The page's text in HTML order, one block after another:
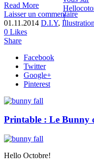
Read More
Laisser un commentaire
01.11.2014 D.I.Y,
0 Likes
Share
Facebook
Twitter
Google+
Pinterest
Printable : Le Bunny
Hello Octobre!